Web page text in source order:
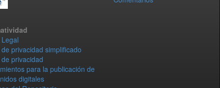
privacidad simplificado
privacidad
para la publicación de
digitales